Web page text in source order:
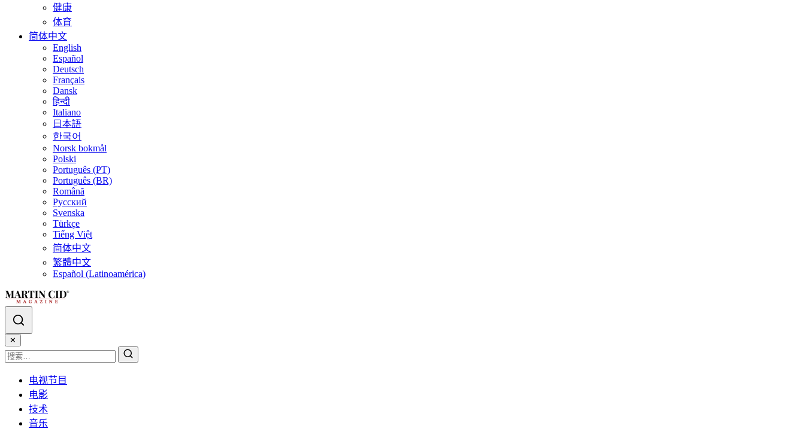
健康
体育
简体中文
English
Español
Deutsch
Français
Dansk
हिन्दी
Italiano
日本語
한국어
Norsk bokmål
Polski
Português (PT)
Português (BR)
Română
Русский
Svenska
Türkçe
Tiếng Việt
简体中文
繁體中文
Español (Latinoamérica)
✕
电视节目
电影
技术
音乐